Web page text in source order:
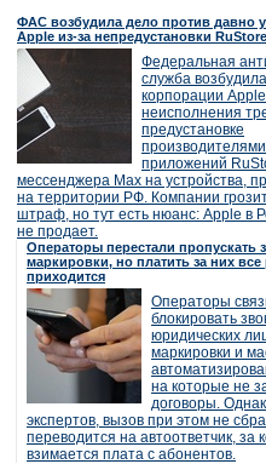
ФАС возбудила дело против давно
Apple из-за непредустановки
Федеральная
служба
корпорации
неисполнения
предустановке
приложений
мессенджера Max на устройства,
на территории РФ. Компании
штраф, но тут есть нюанс: Apple в
не продает.
Операторы перестали пропускать
маркировки, но платить за них все
приходится
Операторы
блокировать
юридических
маркировки и
на которые не
договоры.
экспертов, вызов при этом не
переводится на автоответчик, за
взимается плата с абонентов.